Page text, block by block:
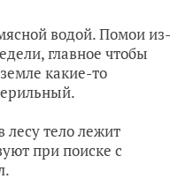
водой. Помои из-
главное чтобы
какие-то
лесу тело лежит
при поиске с